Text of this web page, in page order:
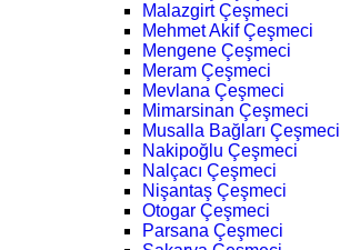
Malazgirt Çeşmeci
Mehmet Akif Çeşmeci
Mengene Çeşmeci
Meram Çeşmeci
Mevlana Çeşmeci
Mimarsinan Çeşmeci
Musalla Bağları Çeşmeci
Nakipoğlu Çeşmeci
Nalçacı Çeşmeci
Nişantaş Çeşmeci
Otogar Çeşmeci
Parsana Çeşmeci